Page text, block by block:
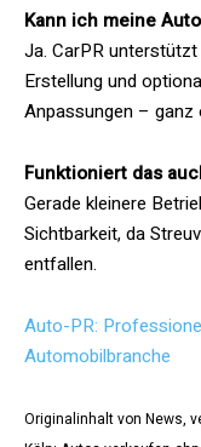
Kann ich meine
Ja. CarPR
Erstellung und
Anpassungen –
Funktioniert das
Gerade kleinere
Sichtbarkeit, da
entfallen.
Auto-PR:
Automobilbranche
Originalinhalt von News,